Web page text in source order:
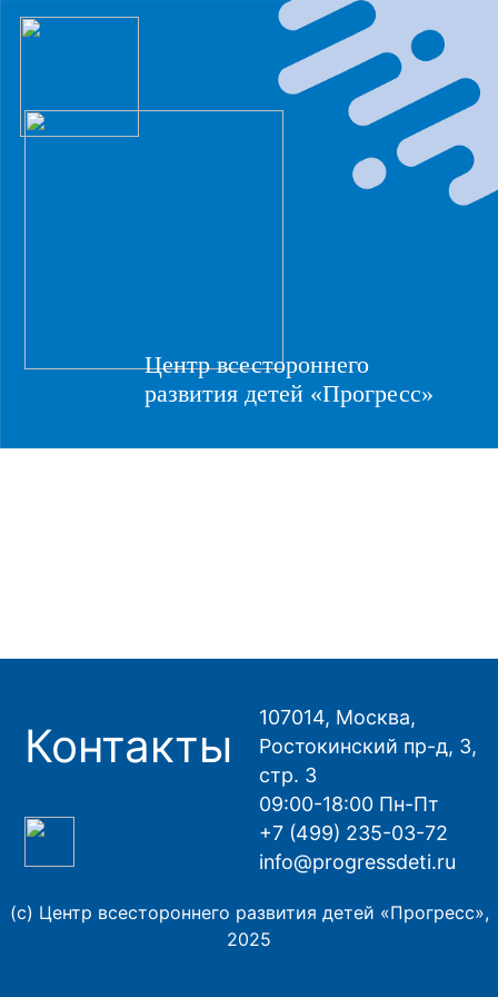
Центр всестороннего
развития детей «Прогресс»
Контакты
107014, Москва,
Ростокинский пр-д, 3,
стр. 3
09:00-18:00 Пн-Пт
+7 (499) 235-03-72
info@progressdeti.ru
(с) Центр всестороннего развития детей «Прогресс»,
2025